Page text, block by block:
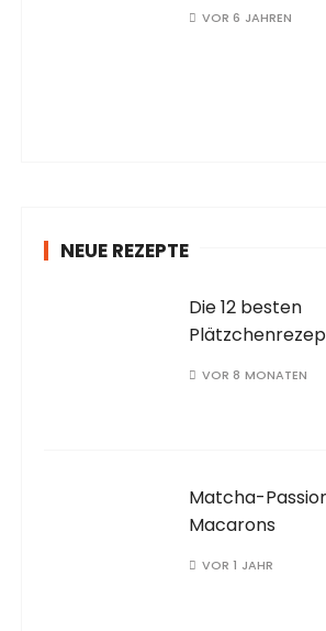
VOR 6 JAHREN
NEUE REZEPTE
Die 12 besten
VOR 8 MONATEN
Matcha-
Macarons
VOR 1 JAHR